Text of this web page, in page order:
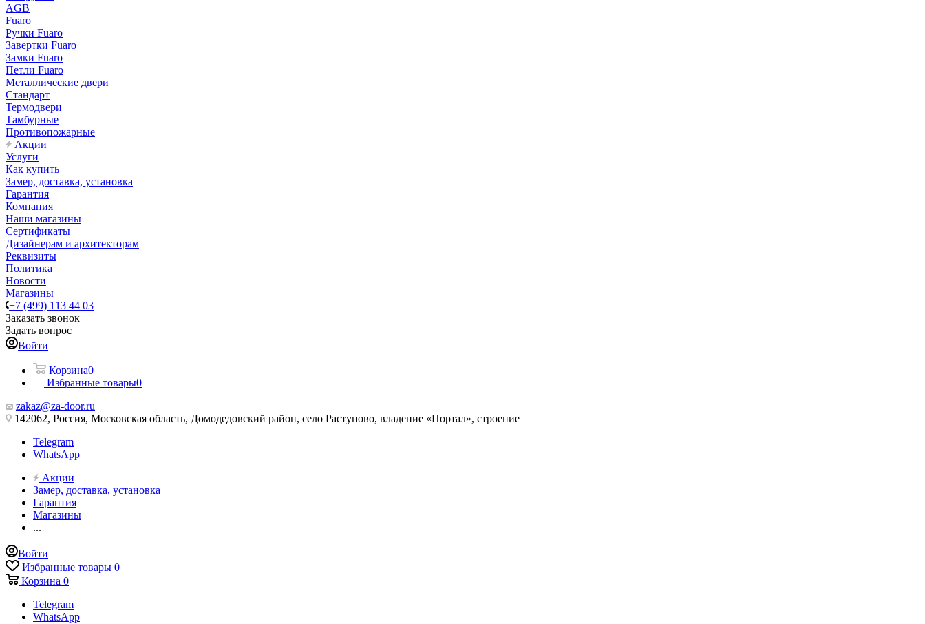
AGB
Fuaro
Ручки Fuaro
Завертки Fuaro
Замки Fuaro
Петли Fuaro
Металлические двери
Стандарт
Термодвери
Тамбурные
Противопожарные
Акции
Услуги
Как купить
Замер, доставка, установка
Гарантия
Компания
Наши магазины
Сертификаты
Дизайнерам и архитекторам
Реквизиты
Политика
Новости
Магазины
+7 (499) 113 44 03
Заказать звонок
Задать вопрос
Войти
Корзина0
Избранные товары0
zakaz@za-door.ru
142062, Россия, Московская область, Домодедовский район, село Растуново, владение «Портал», строение
Telegram
WhatsApp
Акции
Замер, доставка, установка
Гарантия
Магазины
...
Войти
Избранные товары 0
Корзина 0
Telegram
WhatsApp